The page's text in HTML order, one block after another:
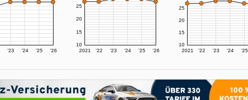
'23 '24 '25 '26 2021 '22 '23 '24 '25 '26
10
15
20
25
2021 '22 '23 '24 '25
10
15
20
25